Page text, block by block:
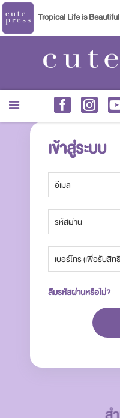
Tropical Life is Beautiful
เข้าสู่ระบบ
ลืมรหัสผ่านหรือไม่?